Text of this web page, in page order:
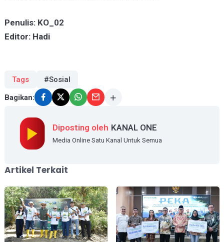
Penulis: KO_02
Editor: Hadi
Tags #Sosial
Bagikan:
Diposting oleh KANAL ONE
Media Online Satu Kanal Untuk Semua
Artikel Terkait